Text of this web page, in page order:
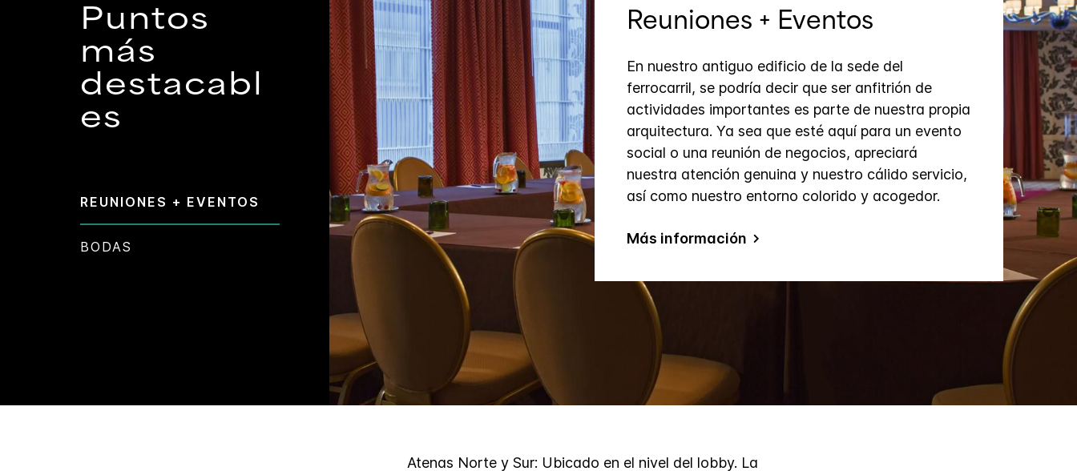
Puntos
más
destacabl
es
REUNIONES + EVENTOS
BODAS
Reuniones + Eventos
En nuestro antiguo edificio de la sede del
ferrocarril, se podría decir que ser anfitrión de
actividades importantes es parte de nuestra propia
arquitectura. Ya sea que esté aquí para un evento
social o una reunión de negocios, apreciará
nuestra atención genuina y nuestro cálido servicio,
así como nuestro entorno colorido y acogedor.
Más información
Atenas Norte y Sur: Ubicado en el nivel del lobby. La